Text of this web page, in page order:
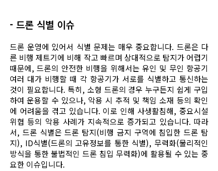
- 드론 식별 이슈
드론 운영에 있어서 식별 문제는 매우 중요합니다. 드론은 다
른 비행 제트기에 비해 작고 빠르며 상대적으로 탐지가 어렵기
때문에, 드론의 안전한 비행을 위해서는 유인 및 무인 항공기
여러 대가 비행할 때 각 항공기가 서로를 식별하고 통신하는
것이 필요합니다. 특히, 소형 드론의 경우 누구든지 쉽게 구입
하여 운용할 수 있으나, 악용 시 추적 및 책임 소재 등의 확인
에 어려움을 겪고 있습니다. 이로 인해 사생활침해, 중요시설
위협 등의 악용 사례가 지속적으로 증가되고 있습니다. 따라
서, 드론 식별은 드론 탐지(비행 금지 구역에 침입한 드론 탐
지), ID식별(드론의 고유정보를 통한 식별), 무력화(물리적인
방식을 통한 불법적인 드론 침입 무력화)에 활용될 수 있는 중
요한 이슈입니다.